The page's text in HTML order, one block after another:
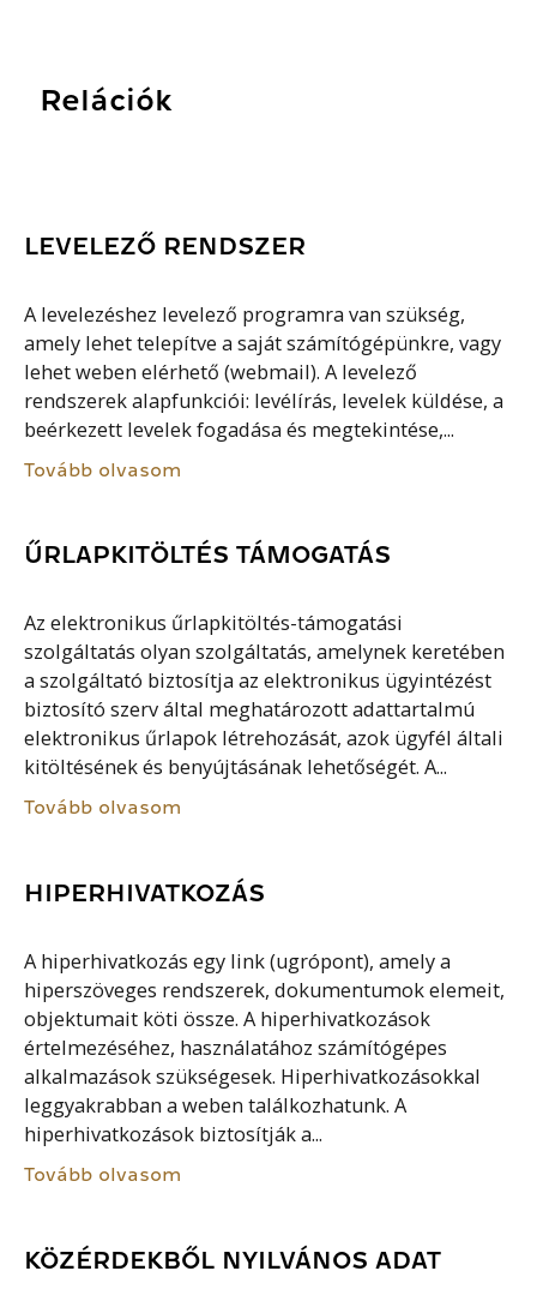
Relációk
LEVELEZŐ RENDSZER
A levelezéshez levelező programra van szükség,
amely lehet telepítve a saját számítógépünkre, vagy
lehet weben elérhető (webmail). A levelező
rendszerek alapfunkciói: levélírás, levelek küldése, a
beérkezett levelek fogadása és megtekintése,...
Tovább olvasom
ŰRLAPKITÖLTÉS TÁMOGATÁS
Az elektronikus űrlapkitöltés-támogatási
szolgáltatás olyan szolgáltatás, amelynek keretében
a szolgáltató biztosítja az elektronikus ügyintézést
biztosító szerv által meghatározott adattartalmú
elektronikus űrlapok létrehozását, azok ügyfél általi
kitöltésének és benyújtásának lehetőségét. A...
Tovább olvasom
HIPERHIVATKOZÁS
A hiperhivatkozás egy link (ugrópont), amely a
hiperszöveges rendszerek, dokumentumok elemeit,
objektumait köti össze. A hiperhivatkozások
értelmezéséhez, használatához számítógépes
alkalmazások szükségesek. Hiperhivatkozásokkal
leggyakrabban a weben találkozhatunk. A
hiperhivatkozások biztosítják a...
Tovább olvasom
KÖZÉRDEKBŐL NYILVÁNOS ADAT